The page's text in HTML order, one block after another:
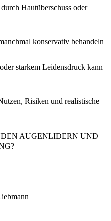
Hautüberschuss oder
konservativ behandeln
starkem Leidensdruck kann
Risiken und realistische
AUGENLIDERN UND